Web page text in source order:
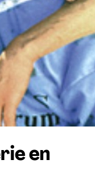
en